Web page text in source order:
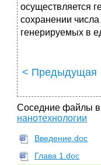
осуществляется
сохранении
генерируемых в
< Предыдущая
Соседние файлы в
нанотехнологии
Введение.doc
Глава 1.doc